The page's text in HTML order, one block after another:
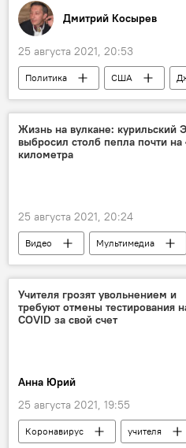
Дмитрий Косырев
25 августа 2021, 20:53
Политика США
Афганистан
колумнистика
Жизнь на вулкане: курильский
выбросил столб пепла почти на
километра
25 августа 2021, 20:24
Видео Мультимедиа
Курильские острова
Учителя грозят увольнением и
требуют отмены тестирования
COVID за свой счет
Анна Юрий
25 августа 2021, 19:55
Коронавирус учителя